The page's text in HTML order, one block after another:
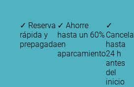
✓ Reserva
rápida y
prepagada
✓ Ahorre
hasta un 60%
en
aparcamiento
✓
Cancela
hasta
24 h
antes
del
inicio